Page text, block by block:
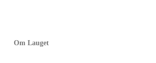
Om Lauget